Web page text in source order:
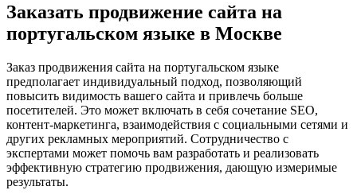
Заказать продвижение сайта на
португальском языке в Москве
Заказ продвижения сайта на португальском языке
предполагает индивидуальный подход, позволяющий
повысить видимость вашего сайта и привлечь больше
посетителей. Это может включать в себя сочетание SEO,
контент-маркетинга, взаимодействия с социальными сетями и
других рекламных мероприятий. Сотрудничество с
экспертами может помочь вам разработать и реализовать
эффективную стратегию продвижения, дающую измеримые
результаты.